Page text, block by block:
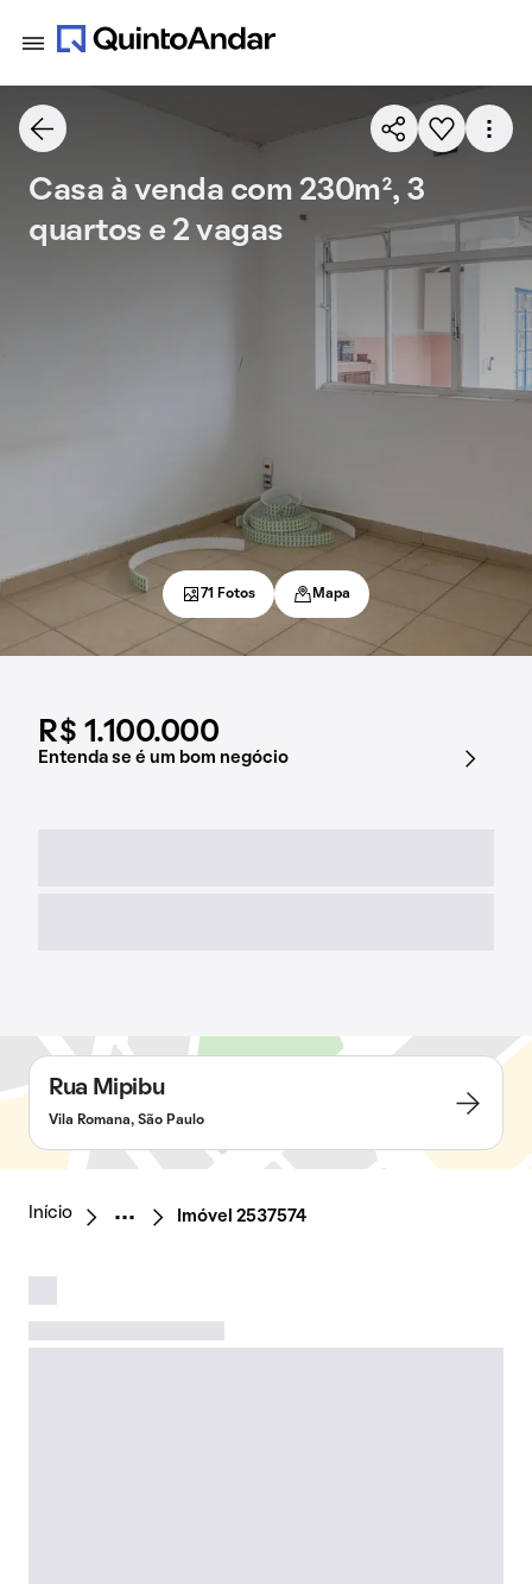
R$ 1.100.000
Entenda se é um bom negócio
Casa à venda com 230m², 3
quartos e 2 vagas
71 Fotos Mapa
Rua Mipibu
Vila Romana, São Paulo
Início Imóvel 2537574